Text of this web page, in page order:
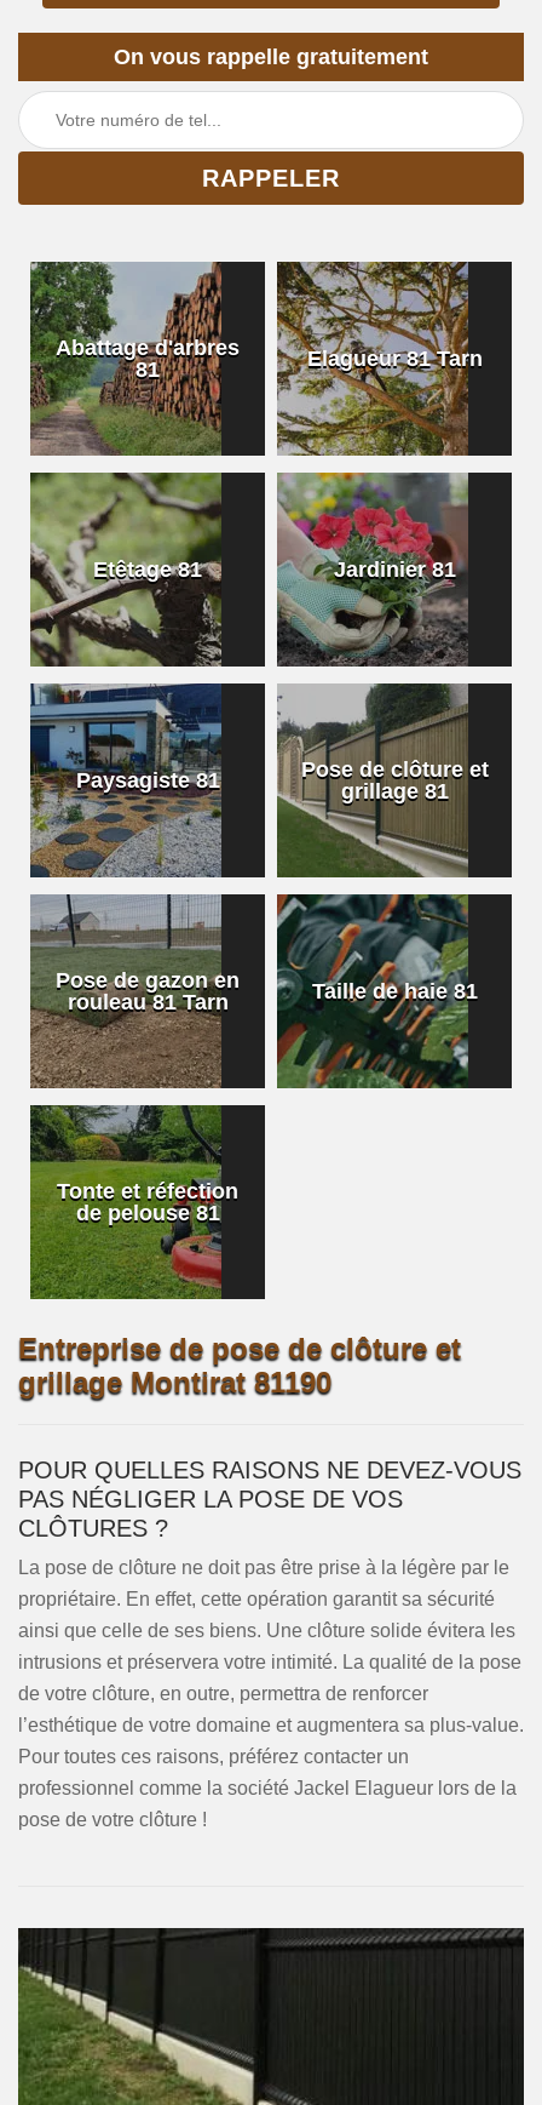
On vous rappelle gratuitement
Abattage d'arbres
81
Elagueur 81 Tarn
Etêtage 81 Jardinier 81
Paysagiste 81
Pose de clôture et
grillage 81
Pose de gazon en
rouleau 81 Tarn
Taille de haie 81
Tonte et réfection
de pelouse 81
Entreprise de pose de clôture et
grillage Montirat 81190
POUR QUELLES RAISONS NE DEVEZ-VOUS
PAS NÉGLIGER LA POSE DE VOS
CLÔTURES ?
La pose de clôture ne doit pas être prise à la légère par le
propriétaire. En effet, cette opération garantit sa sécurité
ainsi que celle de ses biens. Une clôture solide évitera les
intrusions et préservera votre intimité. La qualité de la pose
de votre clôture, en outre, permettra de renforcer
l’esthétique de votre domaine et augmentera sa plus-value.
Pour toutes ces raisons, préférez contacter un
professionnel comme la société Jackel Elagueur lors de la
pose de votre clôture !